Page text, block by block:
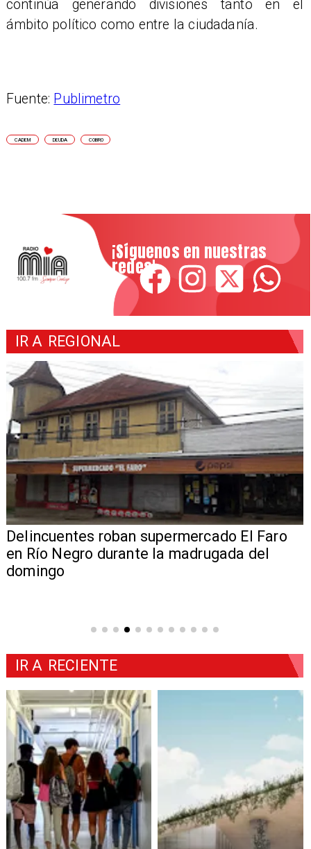
continúa generando divisiones tanto en el
ámbito político como entre la ciudadanía.
Fuente: Publimetro
CADEM DEUDA COBRO
¡Síguenos en nuestras
redes!
IR A REGIONAL
Delincuentes roban supermercado El Faro
en Río Negro durante la madrugada del
domingo
IR A RECIENTE